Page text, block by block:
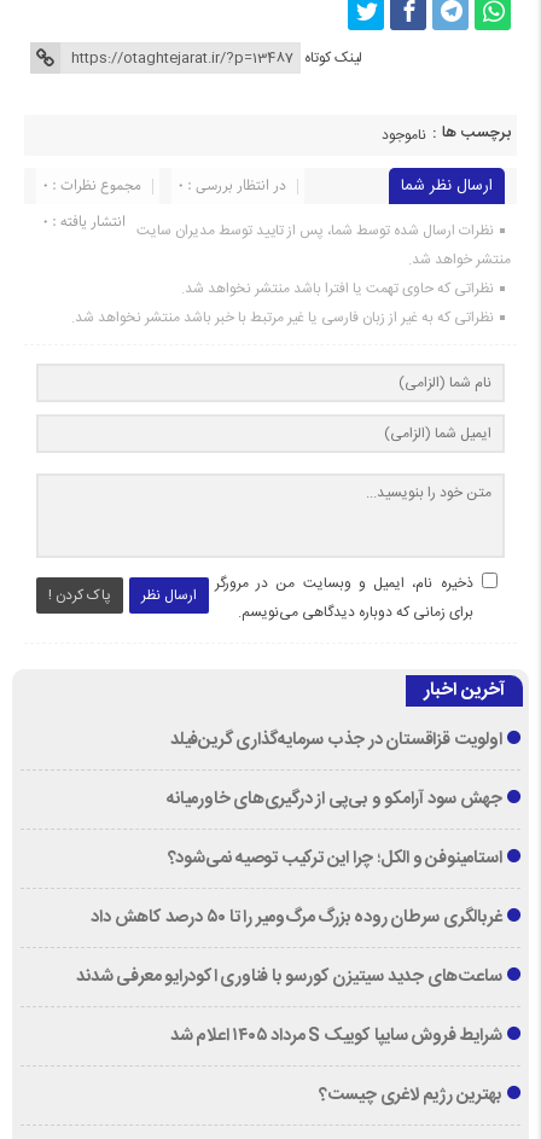
لینک کوتاه
برچسب ها : ناموجود
ارسال نظر شما مجموع نظرات : 0
در انتظار بررسی : 0
انتشار یافته : 0 نظرات ارسال شده توسط شما، پس از تایید توسط مدیران سایت
منتشر خواهد شد.
نظراتی که حاوی تهمت یا افترا باشد منتشر نخواهد شد.
نظراتی که به غیر از زبان فارسی یا غیر مرتبط با خبر باشد منتشر نخواهد شد.
ارسال نظر پاک کردن !
ذخیره نام، ایمیل و وبسایت من در مرورگر
برای زمانی که دوباره دیدگاهی می‌نویسم.
آخرین اخبار
اولویت قزاقستان در جذب سرمایه‌گذاری گرین‌فیلد
جهش سود آرامکو و بی‌پی از درگیری‌های خاورمیانه
استامینوفن و الکل؛ چرا این ترکیب توصیه نمی‌شود؟
غربالگری سرطان روده بزرگ مرگ‌ومیر را تا ۵۰ درصد کاهش داد
ساعت‌های جدید سیتیزن کورسو با فناوری اکودرایو معرفی شدند
شرایط فروش سایپا کوییک S مرداد ۱۴۰۵ اعلام شد
بهترین رژیم لاغری چیست؟